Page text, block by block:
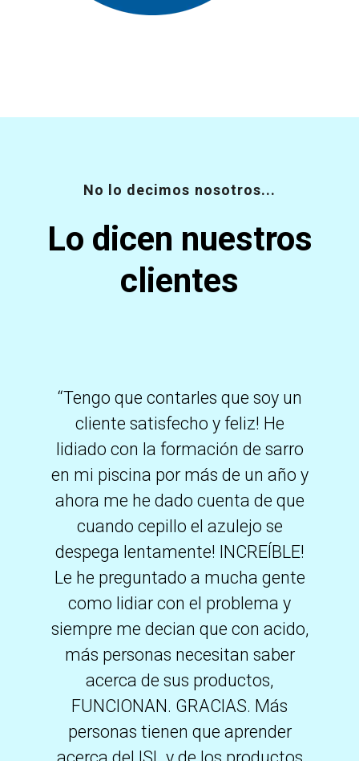
No lo decimos nosotros...
Lo dicen nuestros
clientes
“Tengo que contarles que soy un
cliente satisfecho y feliz! He
lidiado con la formación de sarro
en mi piscina por más de un año y
ahora me he dado cuenta de que
cuando cepillo el azulejo se
despega lentamente! INCREÍBLE!
Le he preguntado a mucha gente
como lidiar con el problema y
siempre me decian que con acido,
más personas necesitan saber
acerca de sus productos,
FUNCIONAN. GRACIAS. Más
personas tienen que aprender